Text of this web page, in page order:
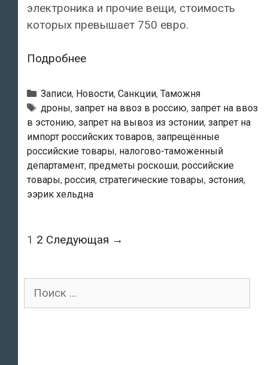
электроника и прочие вещи, стоимость
которых превышает 750 евро.
ПодробнееИз
в
Россию
нельзя
вывозить
дроны,
европейскую
валюту,
алкоголь
Рубрики
Записи, Новости, Санкции, Таможня
Тэги
дроны, запрет на ввоз в россию, запрет на ввоз
в эстонию, запрет на вывоз из эстонии, запрет на
импорт российских товаров, запрещённые
российские товары, налогово-таможенный
департамент, предметы роскоши, российские
товары, россия, стратегические товары, эстония,
ээрик хельдна
Навигация
1 2 Следующая →
Поиск